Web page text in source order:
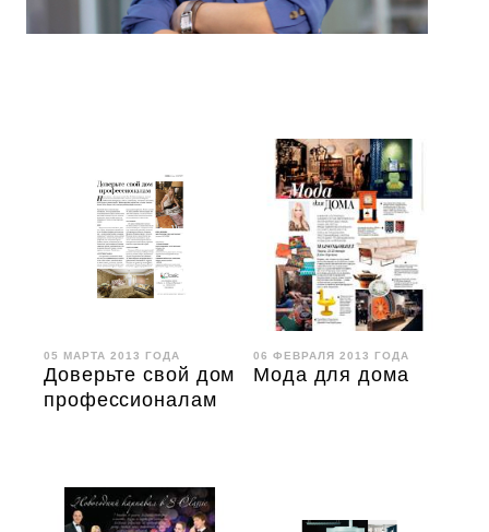
05 МАРТА 2013 ГОДА
Доверьте свой дом
профессионалам
06 ФЕВРАЛЯ 2013 ГОДА
Мода для дома